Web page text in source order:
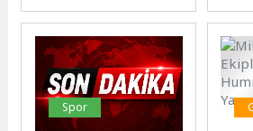
Cumhuriyeti’nin 5.
Cumhurbaşkanı Ersin Tatar’ı
makamında...
getiri,
Spor